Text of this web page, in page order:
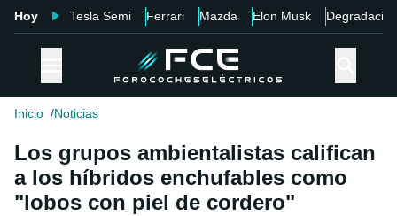
Hoy Tesla Semi Ferrari Mazda Elon Musk Degradación
Inicio Noticias
Los grupos ambientalistas califican
a los híbridos enchufables como
"lobos con piel de cordero"